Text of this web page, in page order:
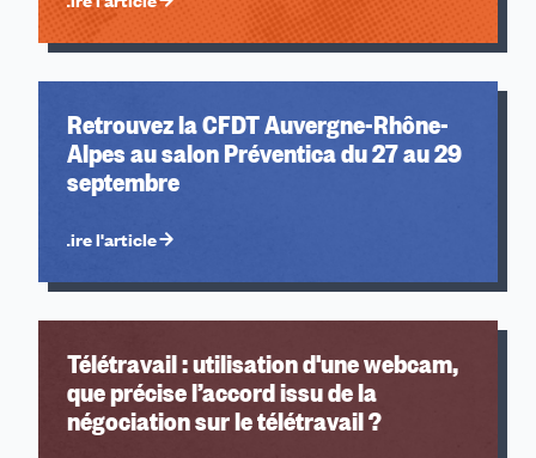
Retrouvez la CFDT Auvergne-Rhône-
Alpes au salon Préventica du 27 au 29
septembre
Lire l'article
Télétravail : utilisation d'une webcam,
que précise l’accord issu de la
négociation sur le télétravail ?